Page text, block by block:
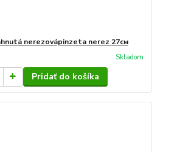
nerezovápinzeta nerez 27см
Skladom
Pridať do košíka